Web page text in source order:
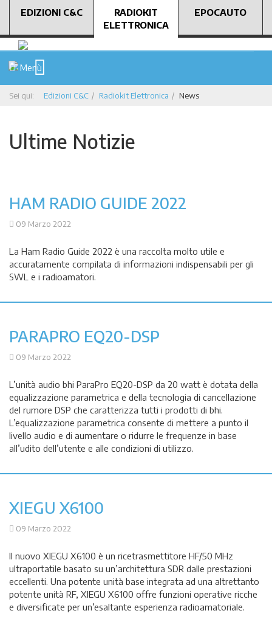
EDIZIONI C&C
RADIOKIT
ELETTRONICA
EPOCAUTO
Menù
Sei qui: Edizioni C&C Radiokit Elettronica News
Ultime Notizie
HAM RADIO GUIDE 2022
09 Marzo 2022
La Ham Radio Guide 2022 è una raccolta molto utile e
accuratamente compilata di informazioni indispensabili per gli
SWL e i radioamatori.
PARAPRO EQ20-DSP
09 Marzo 2022
L’unità audio bhi ParaPro EQ20-DSP da 20 watt è dotata della
equalizzazione parametrica e della tecnologia di cancellazione
del rumore DSP che caratterizza tutti i prodotti di bhi.
L’equalizzazione parametrica consente di mettere a punto il
livello audio e di aumentare o ridurre le frequenze in base
all’udito dell’utente e alle condizioni di utilizzo.
XIEGU X6100
09 Marzo 2022
Il nuovo XIEGU X6100 è un ricetrasmettitore HF/50 MHz
ultraportatile basato su un’architettura SDR dalle prestazioni
eccellenti. Una potente unità base integrata ad una altrettanto
potente unità RF, XIEGU X6100 offre funzioni operative ricche
e diversificate per un’esaltante esperienza radioamatoriale.